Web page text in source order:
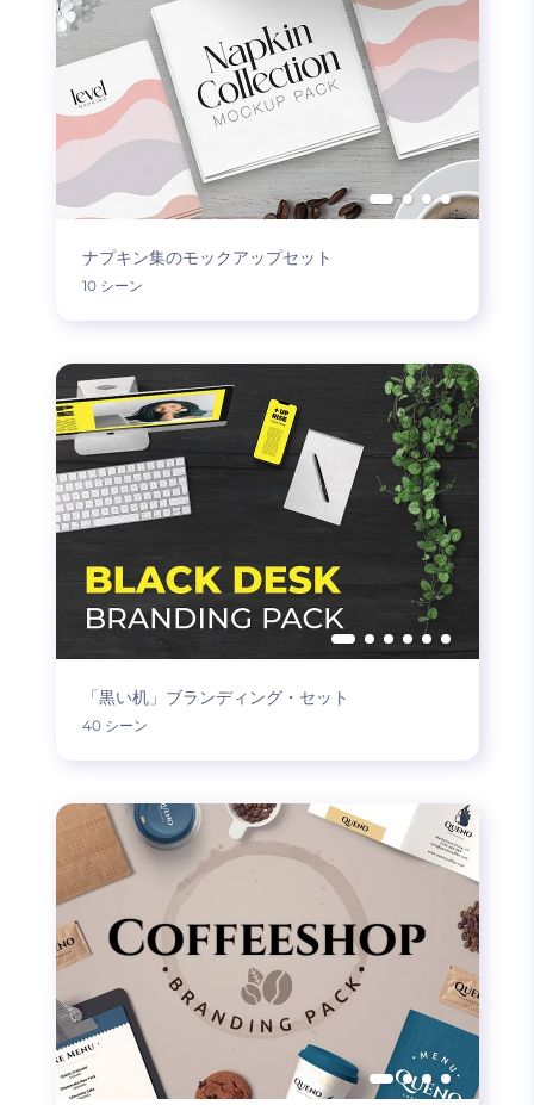
ナプキン集のモックアップセット
10 シーン
「黒い机」ブランディング・セット
40 シーン